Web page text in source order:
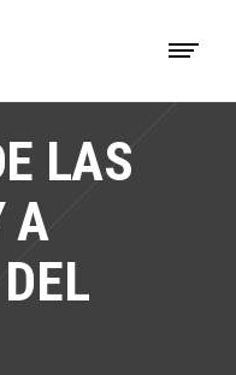
LAS
A